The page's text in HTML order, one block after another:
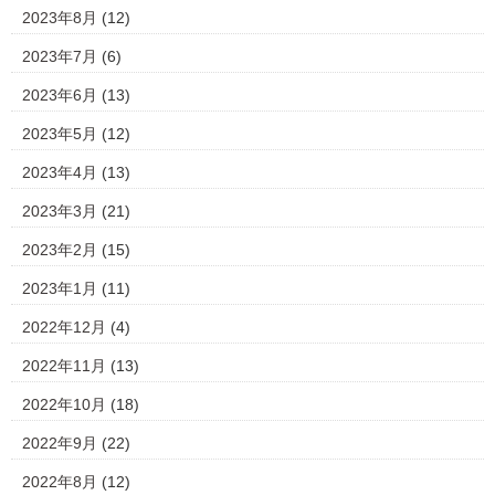
2023年8月 (12)
2023年7月 (6)
2023年6月 (13)
2023年5月 (12)
2023年4月 (13)
2023年3月 (21)
2023年2月 (15)
2023年1月 (11)
2022年12月 (4)
2022年11月 (13)
2022年10月 (18)
2022年9月 (22)
2022年8月 (12)